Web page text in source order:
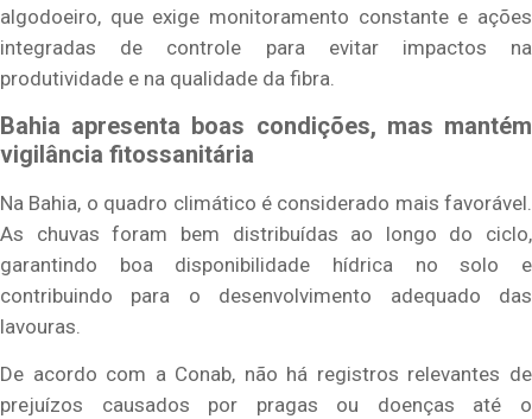
algodoeiro, que exige monitoramento constante e ações
integradas de controle para evitar impactos na
produtividade e na qualidade da fibra.
Bahia apresenta boas condições, mas mantém
vigilância fitossanitária
Na Bahia, o quadro climático é considerado mais favorável.
As chuvas foram bem distribuídas ao longo do ciclo,
garantindo boa disponibilidade hídrica no solo e
contribuindo para o desenvolvimento adequado das
lavouras.
De acordo com a Conab, não há registros relevantes de
prejuízos causados por pragas ou doenças até o